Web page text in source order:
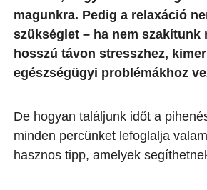
magunkra. Pedig a relaxáció
szükséglet – ha nem szakítunk
hosszú távon stresszhez,
egészségügyi problémákhoz
De hogyan találjunk időt a
minden percünket lefoglalja
hasznos tipp, amelyek